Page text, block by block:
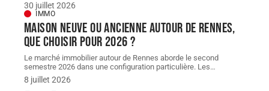
30 juillet 2026
IMMO
Maison neuve ou ancienne autour de Rennes,
que choisir pour 2026 ?
Le marché immobilier autour de Rennes aborde le second
semestre 2026 dans une configuration particulière. Les…
8 juillet 2026